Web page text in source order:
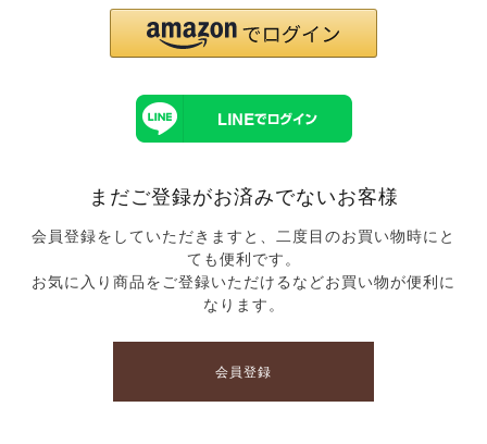
まだご登録がお済みでないお客様
会員登録をしていただきますと、二度目のお買い物時にと
ても便利です。
お気に入り商品をご登録いただけるなどお買い物が便利に
なります。
会員登録